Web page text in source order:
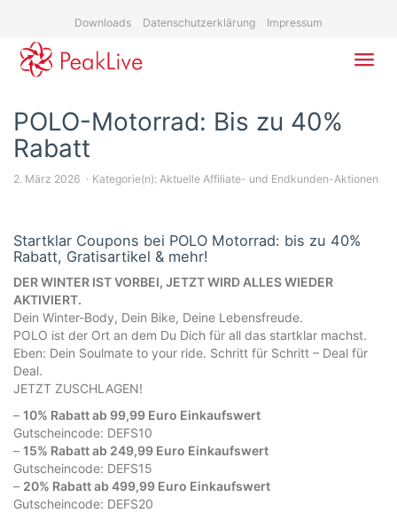
content
Downloads Datenschutzerklärung Impressum
POLO-Motorrad: Bis zu 40%
Rabatt
2. März 2026 Kategorie(n): Aktuelle Affiliate- und Endkunden-Aktionen
Startklar Coupons bei POLO Motorrad: bis zu 40%
Rabatt, Gratisartikel & mehr!
DER WINTER IST VORBEI, JETZT WIRD ALLES WIEDER
AKTIVIERT.
Dein Winter-Body, Dein Bike, Deine Lebensfreude.
POLO ist der Ort an dem Du Dich für all das startklar machst.
Eben: Dein Soulmate to your ride. Schritt für Schritt – Deal für
Deal.
JETZT ZUSCHLAGEN!
– 10% Rabatt ab 99,99 Euro Einkaufswert
Gutscheincode: DEFS10
– 15% Rabatt ab 249,99 Euro Einkaufswert
Gutscheincode: DEFS15
– 20% Rabatt ab 499,99 Euro Einkaufswert
Gutscheincode: DEFS20